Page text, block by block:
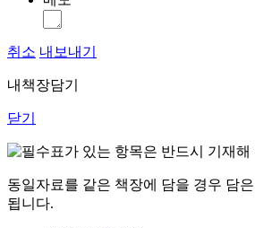
취소 내보내기
내책장담기
닫기
표가 있는 항목은 반드시 기재해
동일자료를 같은 책장에 담을 경우 담
됩니다.